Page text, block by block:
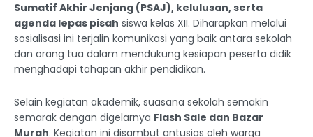
Sumatif Akhir Jenjang (PSAJ), kelulusan, serta
agenda lepas pisah siswa kelas XII. Diharapkan melalui
sosialisasi ini terjalin komunikasi yang baik antara sekolah
dan orang tua dalam mendukung kesiapan peserta didik
menghadapi tahapan akhir pendidikan.
Selain kegiatan akademik, suasana sekolah semakin
semarak dengan digelarnya Flash Sale dan Bazar
Murah. Kegiatan ini disambut antusias oleh warga